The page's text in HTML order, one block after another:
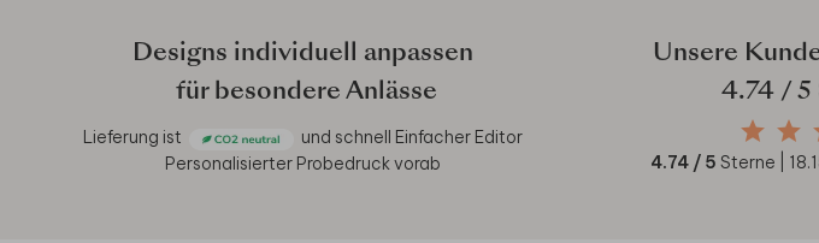
Designs individuell anpassen
für besondere Anlässe
Lieferung ist und schnell Einfacher Editor
Personalisierter Probedruck vorab
Unsere
4.74/ 5
4.74 / 5 Sterne |